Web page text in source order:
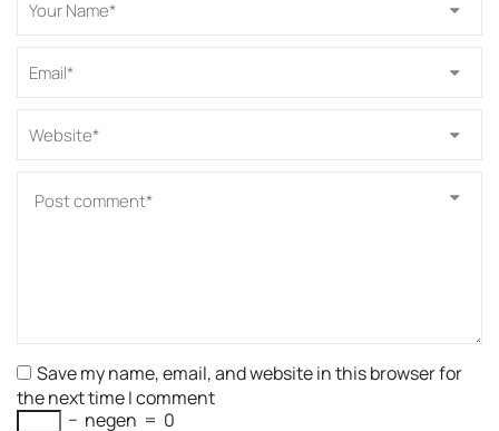
Save my name, email, and website in this browser for
the next time I comment
− negen = 0